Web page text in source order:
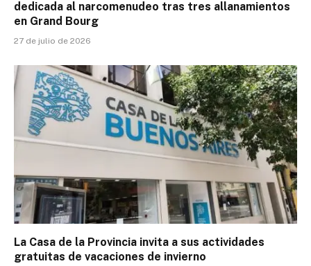
dedicada al narcomenudeo tras tres allanamientos
en Grand Bourg
27 de julio de 2026
La Casa de la Provincia invita a sus actividades
gratuitas de vacaciones de invierno